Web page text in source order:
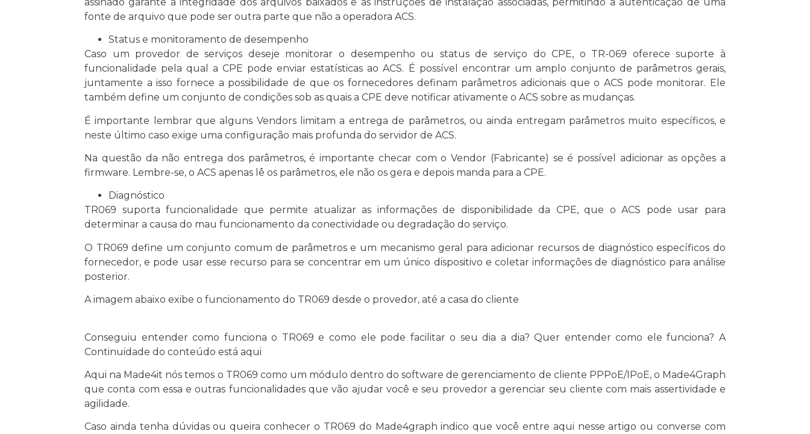
fonte de arquivo que pode ser outra parte que não a operadora ACS.
Status e monitoramento de desempenho
Caso um provedor de serviços deseje monitorar o desempenho ou status de serviço do CPE, o TR-069 oferece suporte à
funcionalidade pela qual a CPE pode enviar estatísticas ao ACS. É possível encontrar um amplo conjunto de parâmetros gerais,
juntamente a isso fornece a possibilidade de que os fornecedores definam parâmetros adicionais que o ACS pode monitorar. Ele
também define um conjunto de condições sob as quais a CPE deve notificar ativamente o ACS sobre as mudanças.
É importante lembrar que alguns Vendors limitam a entrega de parâmetros, ou ainda entregam parâmetros muito específicos, e
neste último caso exige uma configuração mais profunda do servidor de ACS.
Na questão da não entrega dos parâmetros, é importante checar com o Vendor (Fabricante) se é possível adicionar as opções a
firmware. Lembre-se, o ACS apenas lê os parâmetros, ele não os gera e depois manda para a CPE.
Diagnóstico
TR069 suporta funcionalidade que permite atualizar as informações de disponibilidade da CPE, que o ACS pode usar para
determinar a causa do mau funcionamento da conectividade ou degradação do serviço.
O TR069 define um conjunto comum de parâmetros e um mecanismo geral para adicionar recursos de diagnóstico específicos do
fornecedor, e pode usar esse recurso para se concentrar em um único dispositivo e coletar informações de diagnóstico para análise
posterior.
A imagem abaixo exibe o funcionamento do TR069 desde o provedor, até a casa do cliente
Conseguiu entender como funciona o TR069 e como ele pode facilitar o seu dia a dia? Quer entender como ele funciona? A
Continuidade do conteúdo está aqui
Aqui na Made4it nós temos o TR069 como um módulo dentro do software de gerenciamento de cliente PPPoE/IPoE, o Made4Graph
que conta com essa e outras funcionalidades que vão ajudar você e seu provedor a gerenciar seu cliente com mais assertividade e
agilidade.
Caso ainda tenha dúvidas ou queira conhecer o TR069 do Made4graph indico que você entre aqui nesse artigo ou converse com